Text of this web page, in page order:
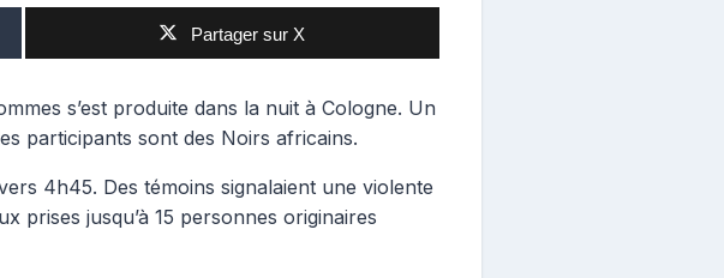
Partager sur X
s’est produite dans la nuit à Cologne. Un
participants sont des Noirs africains.
4h45. Des témoins signalaient une violente
prises jusqu’à 15 personnes originaires